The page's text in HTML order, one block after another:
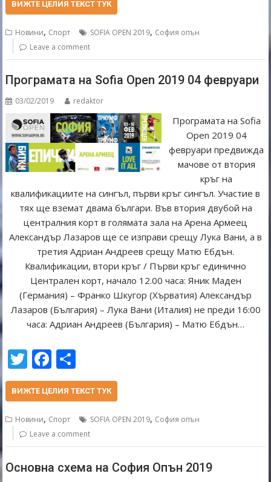
itt
er
e
b
o
o
k
ar
e
ВИЖТЕ ЦЕЛИЯ ТЕКСТ ТУК
Новини, Спорт SOFIA OPEN 2019, София опън
Leave a comment
Програмата на Sofia Open 2019 04 февруари
03/02/2019 redaktor
Програмата на Sofia
Open 2019 04
февруари предвижда
мачове от втория
кръг на
квалификациите на сингъл, първи кръг сингъл. Участие в
тях ще вземат двама българи. Във втория двубой на
централния корт в голямата зала на Арена Армеец
Александър Лазаров ще се изправи срещу Лука Вани, а в
третия Адриан Андреев срещу Матю Ебдън.
Квалификации, втори кръг / Първи кръг единично
Централен корт, начало 12.00 часа: Яник Маден
(Германия) – Франко Шкугор (Хърватия) Александър
Лазаров (България) – Лука Вани (Италия) не преди 16:00
часа: Адриан Андреев (България) – Матю Ебдън…
T
w
itt
er
F
ac
e
b
o
o
k
h
ar
e
ВИЖТЕ ЦЕЛИЯ ТЕКСТ ТУК
Новини, Спорт SOFIA OPEN 2019, София опън
Leave a comment
Основна схема на София Опън 2019